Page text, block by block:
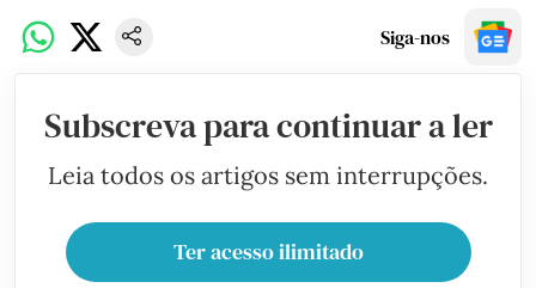
Siga-nos
Subscreva para continuar a ler
Leia todos os artigos sem interrupções.
Ter acesso ilimitado